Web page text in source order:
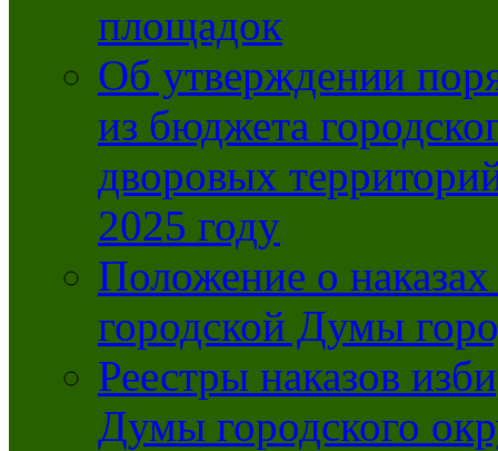
площадок
Об утверждении
из бюджета
дворовых
2025 году
Положение о
городской Думы
Реестры наказов
Думы городского